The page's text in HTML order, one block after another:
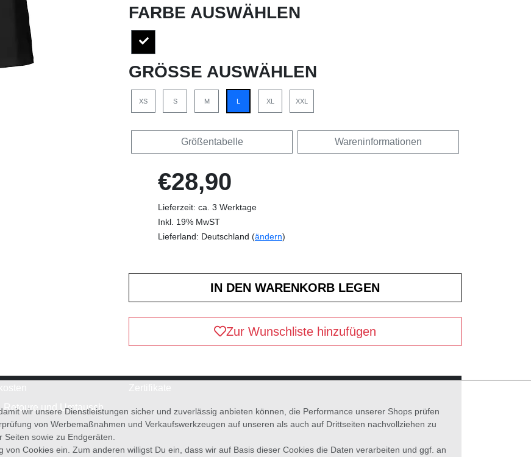
FARBE AUSWÄHLEN
GRÖSSE AUSWÄHLEN
XS S M L XL XXL
Größentabelle Wareninformationen
€28,90
Lieferzeit: ca. 3 Werktage
Inkl. 19% MwST
Lieferland: Deutschland (ändern)
Zur Wunschliste hinzufügen
Retoure und Umtausch
wir unsere Dienstleistungen sicher und zuverlässig anbieten können, die Performance unserer Shops prüfen
von Werbemaßnahmen und Verkaufswerkzeugen auf unseren als auch auf Drittseiten nachvollziehen zu
sowie zu Endgeräten.
von Cookies ein. Zum anderen willigst Du ein, dass wir auf Basis dieser Cookies die Daten verarbeiten und ggf. an